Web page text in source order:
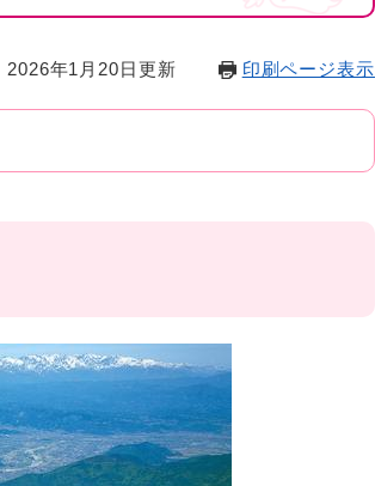
2026年1月20日更新 印刷ページ表示